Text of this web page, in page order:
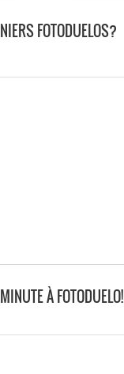
FOTODUELOS?
À FOTODUELO!